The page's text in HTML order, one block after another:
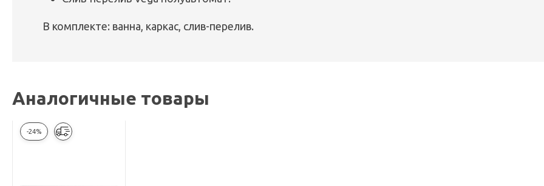
В комплекте: ванна, каркас, слив-перелив.
Аналогичные товары
-24%